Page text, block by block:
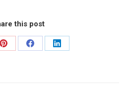
this post
PinterestFacebookLinkedIn